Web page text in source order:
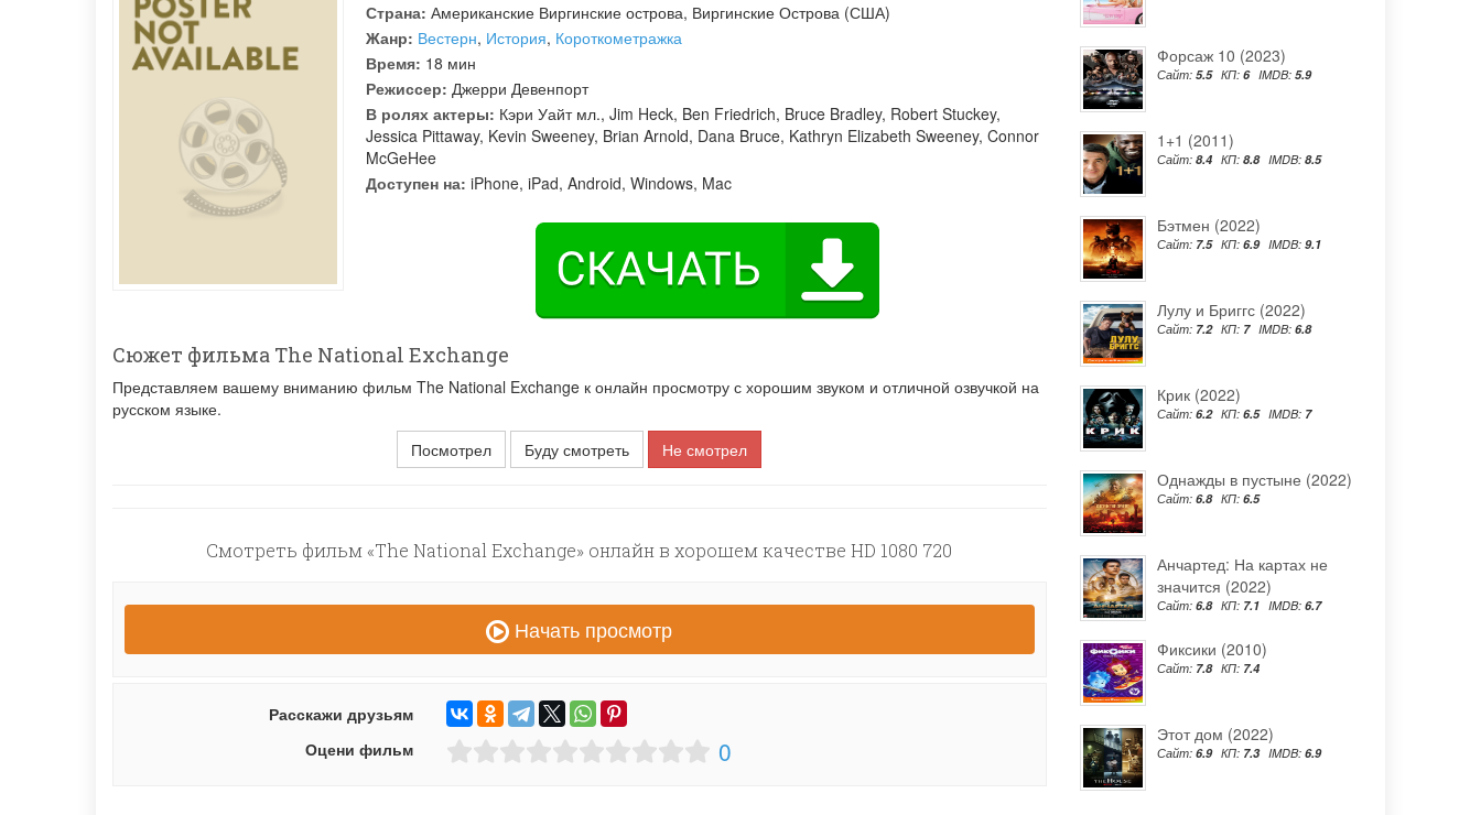
Страна: Американские Виргинские острова, Виргинские Острова (США)
Жанр: Вестерн, История, Короткометражка
Время: 18 мин
Режиссер: Джерри Девенпорт
В ролях актеры: Кэри Уайт мл., Jim Heck, Ben Friedrich, Bruce Bradley, Robert Stuckey,
Jessica Pittaway, Kevin Sweeney, Brian Arnold, Dana Bruce, Kathryn Elizabeth Sweeney, Connor
McGeHee
Доступен на: iPhone, iPad, Android, Windows, Mac
Сюжет фильма The National Exchange
Представляем вашему вниманию фильм The National Exchange к онлайн просмотру с хорошим звуком и отличной озвучкой на
русском языке.
Посмотрел
Буду смотреть Не смотрел
Смотреть фильм «The National Exchange» онлайн в хорошем качестве HD 1080 720
Начать просмотр
Расскажи друзьям
Оцени фильм
0
Форсаж 10 (2023)
Сайт: 5.5 КП: 6 IMDB: 5.9
1+1 (2011)
Сайт: 8.4 КП: 8.8 IMDB: 8.5
Бэтмен (2022)
Сайт: 7.5 КП: 6.9 IMDB: 9.1
Лулу и Бриггс (2022)
Сайт: 7.2 КП: 7 IMDB: 6.8
Крик (2022)
Сайт: 6.2 КП: 6.5 IMDB: 7
Однажды в пустыне (2022)
Сайт: 6.8 КП: 6.5
Анчартед: На картах не
значится (2022)
Сайт: 6.8 КП: 7.1 IMDB: 6.7
Фиксики (2010)
Сайт: 7.8 КП: 7.4
Этот дом (2022)
Сайт: 6.9 КП: 7.3 IMDB: 6.9